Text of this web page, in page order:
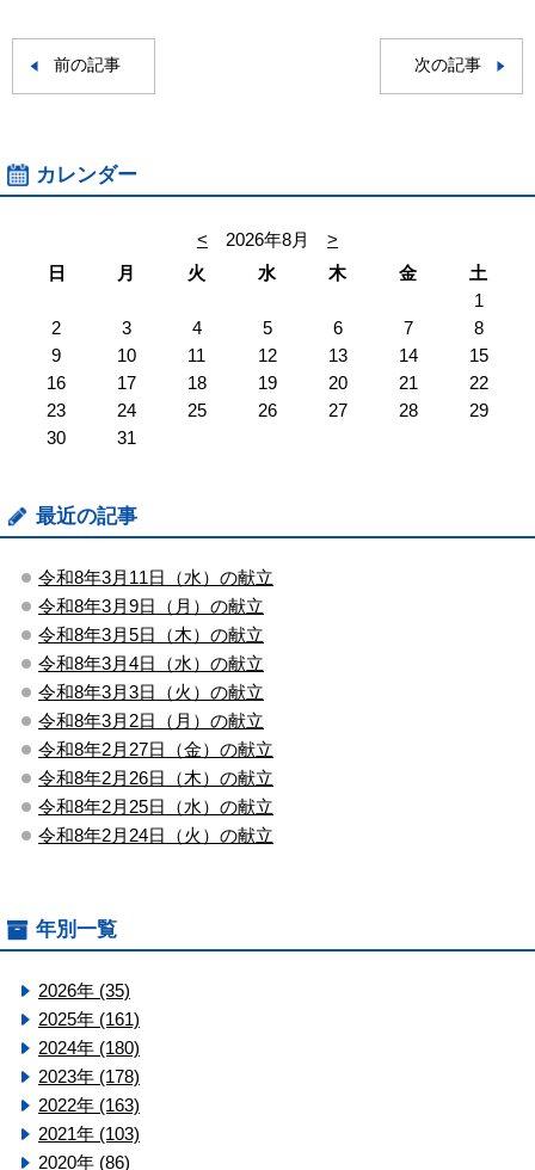
前の記事 次の記事
カレンダー
< 2026年8月
>
日
月 火 水 木 金
土
1
2
3 4 5 6 7
8
9
10 11 12 13 14
15
16
17 18 19 20 21
22
23
24 25 26 27 28
29
30
31
最近の記事
令和8年3月11日（水）の献立
令和8年3月9日（月）の献立
令和8年3月5日（木）の献立
令和8年3月4日（水）の献立
令和8年3月3日（火）の献立
令和8年3月2日（月）の献立
令和8年2月27日（金）の献立
令和8年2月26日（木）の献立
令和8年2月25日（水）の献立
令和8年2月24日（火）の献立
年別一覧
2026年 (35)
2025年 (161)
2024年 (180)
2023年 (178)
2022年 (163)
2021年 (103)
2020年 (86)